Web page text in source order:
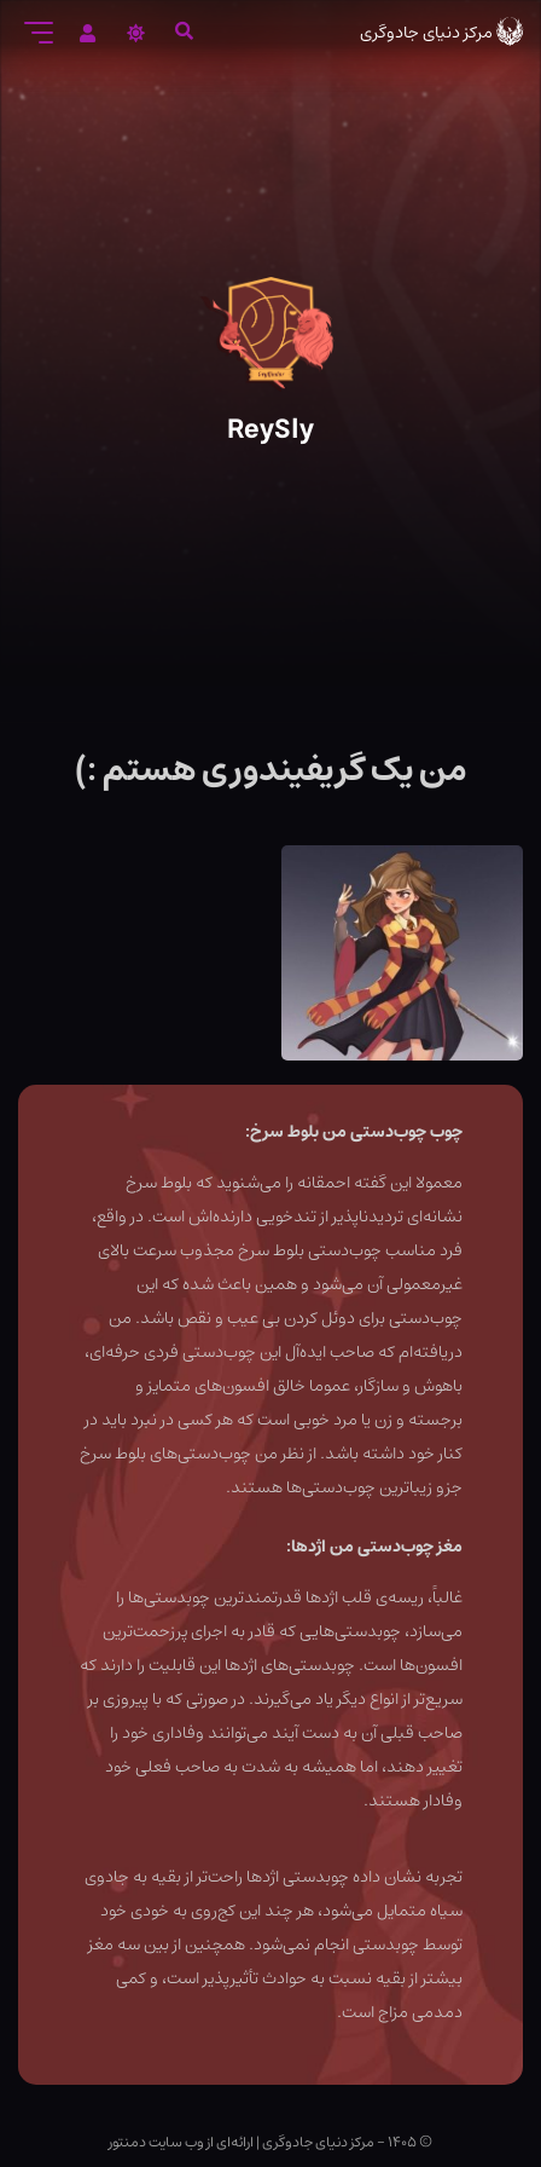
ورود
به
مرکز دنیای جادوگری
ReySly
من یک گریفیندوری هستم :)
چوب چوب‌دستی من بلوط سرخ:
معمولا این گفته احمقانه را می‌شنوید که بلوط سرخ
نشانه‌ای تردیدناپذیر از تندخویی دارنده‌اش است. در واقع،
فرد مناسب چوب‌دستی بلوط سرخ مجذوب سرعت بالای
غیرمعمولی آن می‌شود و همین باعث شده که این
چوب‌دستی برای دوئل کردن بی عیب و نقص باشد. من
دریافته‌ام که صاحب ایده‌آل این چوب‌دستی فردی حرفه‌ای،
باهوش و سازگار، عموما خالق افسون‌های متمایز و
برجسته و زن یا مرد خوبی است که هر کسی در نبرد باید در
کنار خود داشته باشد. از نظر من چوب‌دستی‌های بلوط سرخ
جزو زیباترین چوب‌دستی‌ها هستند.
مغز چوب‌دستی من اژدها:
غالباً، ریسه‌ی قلب اژدها قدرتمندترین چوبدستی‌ها را
می‌سازد، چوبدستی‌هایی که قادر به اجرای پرزحمت‌ترین
افسون‌ها است. چوبدستی‌های اژدها این قابلیت را دارند که
سریع‌تر از انواع دیگر یاد می‌گیرند. در صورتی که با پیروزی بر
صاحب قبلی آن به دست آیند می‌توانند وفاداری خود را
تغییر دهند، اما همیشه به شدت به صاحب فعلی خود
وفادار هستند.
تجربه نشان داده چوبدستی اژدها راحت‌تر از بقیه به جادوی
سیاه متمایل می‌شود، هر چند این کج‌روی به خودی خود
توسط چوبدستی انجام نمی‌شود. همچنین از بین سه مغز
بیشتر از بقیه نسبت به حوادث تأثیرپذیر است، و کمی
دمدمی مزاج است.
© ۱۴۰۵ - مرکز دنیای جادوگری |ارائه‌ای از وب ‌سایت دمنتور